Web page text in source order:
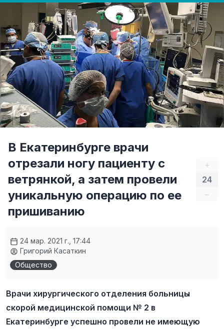
+
24
–
В Екатеринбурге врачи
отрезали ногу пациенту с
ветрянкой, а затем провели
уникальную операцию по ее
пришиванию
24 мар. 2021 г., 17:44
Григорий Касаткин
Общество
Врачи хирургического отделения больницы
скорой медицинской помощи № 2 в
Екатеринбурге успешно провели не имеющую